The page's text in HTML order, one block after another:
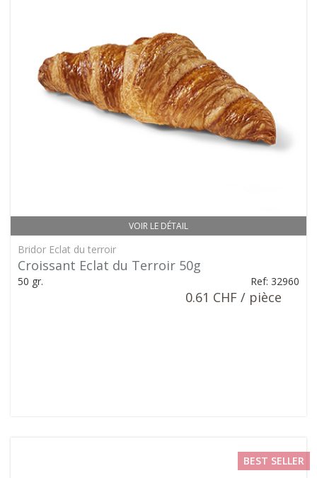
VOIR LE DÉTAIL
Bridor Eclat du terroir
Croissant Eclat du Terroir 50g
50 gr. Ref: 32960
0.61 CHF / pièce
BEST SELLER